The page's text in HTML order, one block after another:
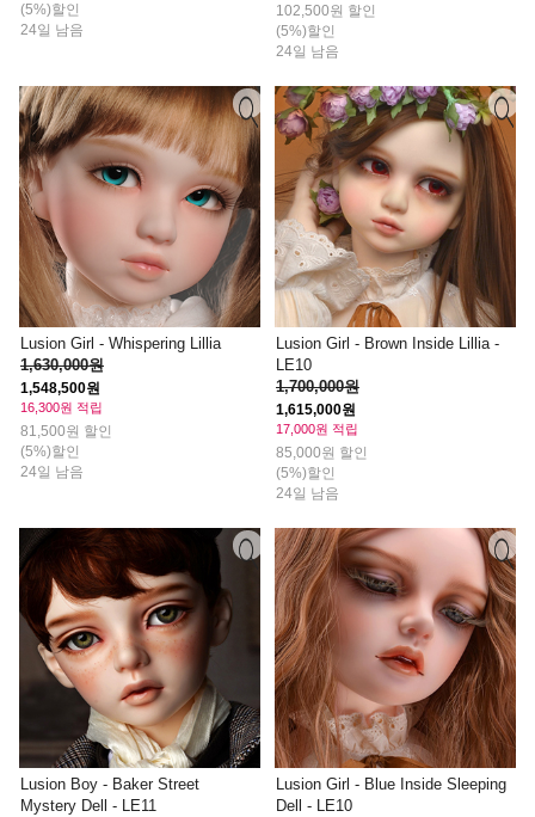
(5%)할인
24일 남음
102,500원 할인
(5%)할인
24일 남음
Lusion Girl - Whispering Lillia
1,630,000원
1,548,500원
16,300원 적립
81,500원 할인
(5%)할인
24일 남음
Lusion Girl - Brown Inside Lillia -
LE10
1,700,000원
1,615,000원
17,000원 적립
85,000원 할인
(5%)할인
24일 남음
Lusion Boy - Baker Street
Mystery Dell - LE11
Lusion Girl - Blue Inside Sleeping
Dell - LE10